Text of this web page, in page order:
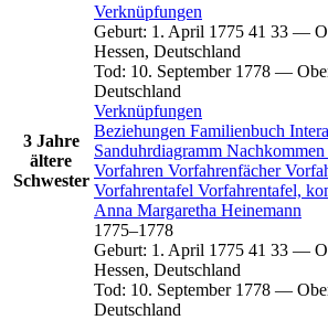
3 Jahre
ältere
Schwester
Verknüpfungen
Geburt: 1. April 1775 41 33 —
Hessen, Deutschland
Tod: 10. September 1778 —
Deutschland
Verknüpfungen
Beziehungen Familienbuch
Sanduhrdiagramm Nachkommen
Vorfahren Vorfahrenfächer
Vorfahrentafel Vorfahrentafel,
Anna Margaretha Heinemann
1775–1778
Geburt: 1. April 1775 41 33 —
Hessen, Deutschland
Tod: 10. September 1778 —
Deutschland